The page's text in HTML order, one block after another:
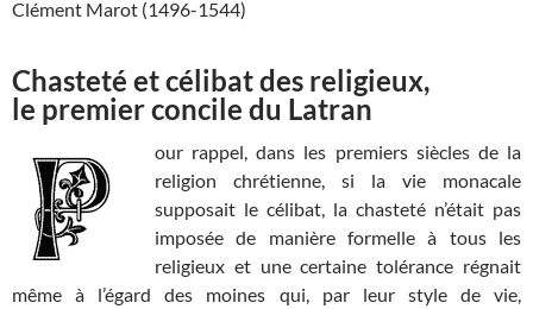
Clément Marot (1496-1544)
Chasteté et célibat des religieux,
le premier concile du Latran
our rappel, dans les premiers siècles de la
religion chrétienne, si la vie monacale
supposait le célibat, la chasteté n’était pas
imposée de manière formelle à tous les
religieux et une certaine tolérance régnait
même à l’égard des moines qui, par leur style de vie,